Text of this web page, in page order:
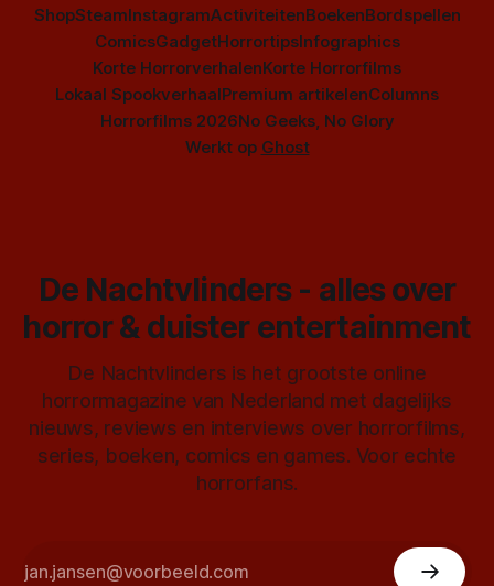
ShopSteamInstagramActiviteitenBoekenBordspellen
ComicsGadgetHorrortipsInfographics
Korte HorrorverhalenKorte Horrorfilms
Lokaal SpookverhaalPremium artikelenColumns
Horrorfilms 2026No Geeks, No Glory
Werkt op Ghost
De Nachtvlinders - alles over
horror & duister entertainment
De Nachtvlinders is het grootste online
horrormagazine van Nederland met dagelijks
nieuws, reviews en interviews over horrorfilms,
series, boeken, comics en games. Voor echte
horrorfans.